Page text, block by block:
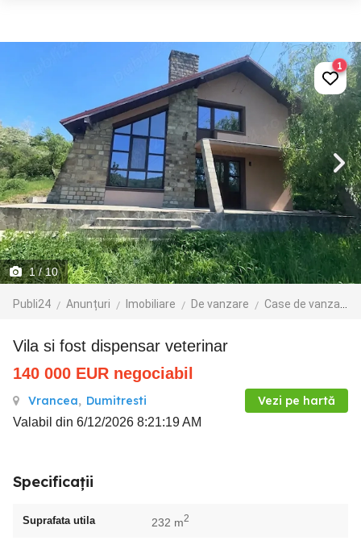
1/ 10
Publi24 Anunțuri Imobiliare De vanzare Case de vanzare
1
Vila si fost dispensar veterinar
140 000 EUR negociabil
Vrancea, Dumitresti Vezi pe hartă
Valabil din 6/12/2026 8:21:19 AM
Specificații
Suprafata utila 232 m2